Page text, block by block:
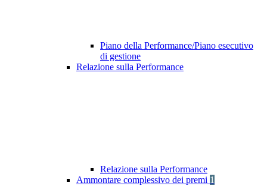
Piano della Performance/Piano esecutivo
di gestione
Relazione sulla Performance
Relazione sulla Performance
Ammontare complessivo dei premi 1